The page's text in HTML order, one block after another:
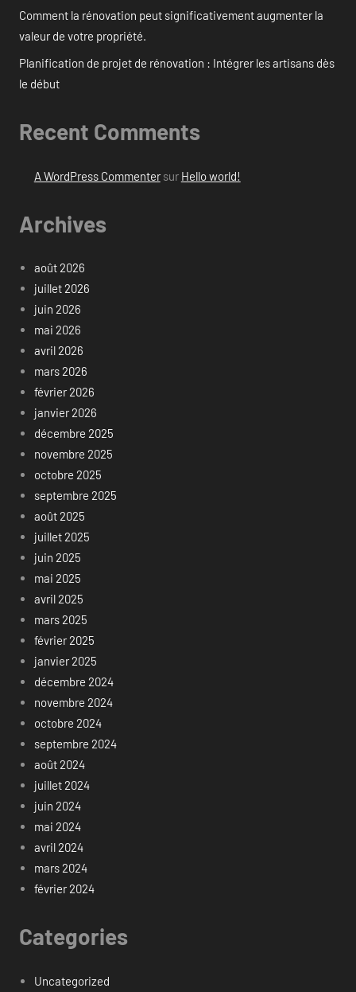
Comment la rénovation peut significativement augmenter la
valeur de votre propriété.
Planification de projet de rénovation : Intégrer les artisans dès
le début
Recent Comments
A WordPress Commentersur Hello world!
Archives
août 2026
juillet 2026
juin 2026
mai 2026
avril 2026
mars 2026
février 2026
janvier 2026
décembre 2025
novembre 2025
octobre 2025
septembre 2025
août 2025
juillet 2025
juin 2025
mai 2025
avril 2025
mars 2025
février 2025
janvier 2025
décembre 2024
novembre 2024
octobre 2024
septembre 2024
août 2024
juillet 2024
juin 2024
mai 2024
avril 2024
mars 2024
février 2024
Categories
Uncategorized